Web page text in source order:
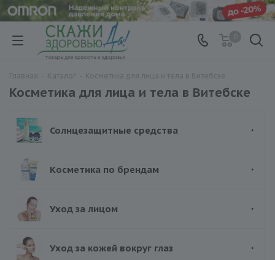
Косметика для лица и тела в Витебске
Солнцезащитные средства
Косметика по брендам
Уход за лицом
Уход за кожей вокруг глаз